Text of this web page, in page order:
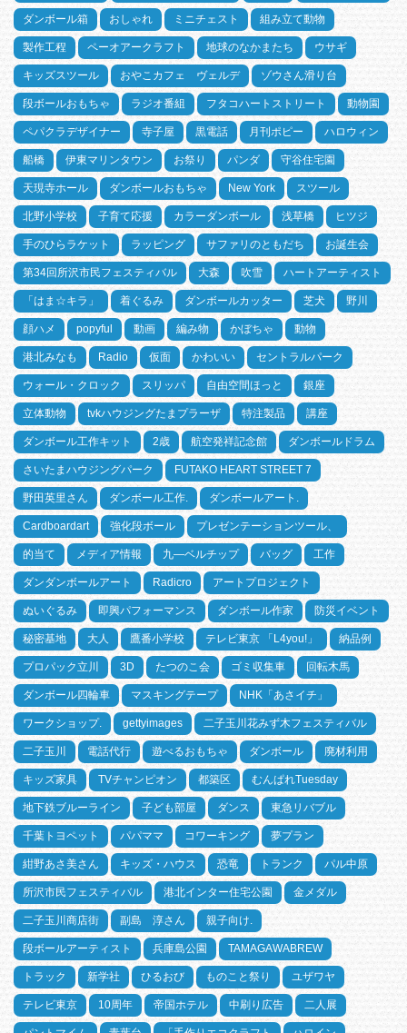
ダンボール箱 おしゃれ ミニチェスト 組み立て動物
製作工程 ペーオアークラフト 地球のなかまたち ウサギ
キッズスツール おやこカフェ ヴェルデ ゾウさん滑り台
段ボールおもちゃ ラジオ番組 フタコハートストリート 動物園
ペパクラデザイナー 寺子屋 黒電話 月刊ポピー ハロウィン
船橋 伊東マリンタウン お祭り パンダ 守谷住宅園
天現寺ホール ダンボールおもちゃ New York スツール
北野小学校 子育て応援 カラーダンボール 浅草橋 ヒツジ
手のひらラケット ラッピング サファリのともだち お誕生会
第34回所沢市民フェスティバル 大森 吹雪 ハートアーティスト
「はま☆キラ」 着ぐるみ ダンボールカッター 芝犬 野川
顔ハメ popyful 動画 編み物 かぼちゃ 動物
港北みなも Radio 仮面 かわいい セントラルパーク
ウォール・クロック スリッパ 自由空間ほっと 銀座
立体動物 tvkハウジングたまプラーザ 特注製品 講座
ダンボール工作キット 2歳 航空発祥記念館 ダンボールドラム
さいたまハウジングパーク FUTAKO HEART STREET 7
野田英里さん ダンボール工作. ダンボールアート.
Cardboardart 強化段ボール プレゼンテーションツール、
的当て メディア情報 九―ベルチップ バッグ 工作
ダンダンボールアート Radicro アートプロジェクト
ぬいぐるみ 即興パフォーマンス ダンボール作家 防災イベント
秘密基地 大人 鷹番小学校 テレビ東京 「L4you!」 納品例
プロパック立川 3D たつのこ会 ゴミ収集車 回転木馬
ダンボール四輪車 マスキングテープ NHK「あさイチ」
ワークショップ. gettyimages 二子玉川花みず木フェスティバル
二子玉川 電話代行 遊べるおもちゃ ダンボール 廃材利用
キッズ家具 TVチャンピオン 都築区 むんぱれTuesday
地下鉄ブルーライン 子ども部屋 ダンス 東急リバブル
千葉トヨペット パパママ コワーキング 夢プラン
紺野あさ美さん キッズ・ハウス 恐竜 トランク パル中原
所沢市民フェスティバル 港北インター住宅公園 金メダル
二子玉川商店街 副島 淳さん 親子向け.
段ボールアーティスト 兵庫島公園 TAMAGAWABREW
トラック 新学社 ひるおび ものこと祭り ユザワヤ
テレビ東京 10周年 帝国ホテル 中刷り広告 二人展